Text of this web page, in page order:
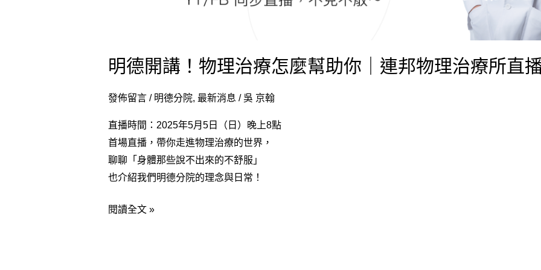
明德開講！物理治療怎麼幫助你｜連邦物理治療所直
發佈留言 / 明德分院, 最新消息 / 吳 京翰
直播時間：2025年5月5日（日）晚上8點
首場直播，帶你走進物理治療的世界，
聊聊「身體那些說不出來的不舒服」
也介紹我們明德分院的理念與日常！
療
直
播
首
播
閱讀全文 »